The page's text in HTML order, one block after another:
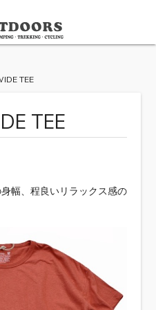
TEE
TEE
幅、程良いリラックス感の